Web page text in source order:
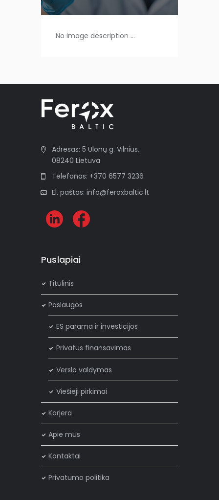
No image description ...
Adresas: 5 Ulonų g. Vilnius,
08240 Lietuva
Telefonas: +370 6577 3236
El. paštas: info@feroxbaltic.lt
Puslapiai
Titulinis
Paslaugos
ES parama ir investicijos
Privatus finansavimas
Verslo valdymas
Viešieji pirkimai
Karjera
Apie mus
Kontaktai
Privatumo politika